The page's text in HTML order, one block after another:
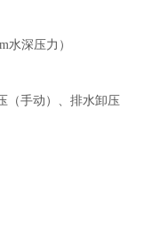
水深压力）
（手动）、排水卸压